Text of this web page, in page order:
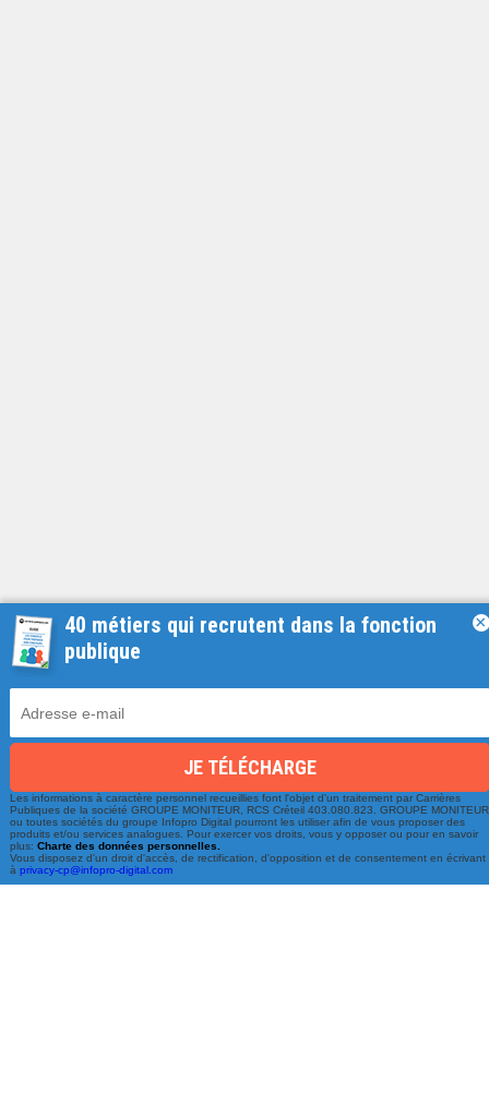
Une équipe à votre écoute
du lundi au vendredi de 9h à 17h
01 79 06 76 68
40 métiers qui recrutent dans la fonction
publique
Les informations à caractère personnel recueillies font l'objet d'un traitement par Carrières
Publiques de la société GROUPE MONITEUR, RCS Créteil 403.080.823. GROUPE MONITEUR
ou toutes sociétés du groupe Infopro Digital pourront les utiliser afin de vous proposer des
produits et/ou services analogues. Pour exercer vos droits, vous y opposer ou pour en savoir
plus:Charte des données personnelles.
Vous disposez d'un droit d'accès, de rectification, d'opposition et de consentement en écrivant
àprivacy-cp@infopro-digital.com
×